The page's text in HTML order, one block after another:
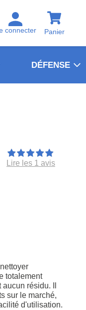
connecter Panier
DÉFENSE
Lire les 1 avis
totalement
résidu. Il
sur le marché,
d'utilisation.